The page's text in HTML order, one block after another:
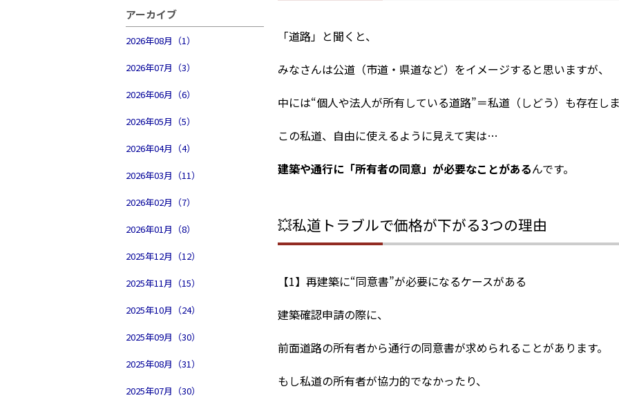
アーカイブ
2026年08月（1）
2026年07月（3）
2026年06月（6）
2026年05月（5）
2026年04月（4）
2026年03月（11）
2026年02月（7）
2026年01月（8）
2025年12月（12）
2025年11月（15）
2025年10月（24）
2025年09月（30）
2025年08月（31）
2025年07月（30）
「道路」と聞くと、
みなさんは公道（市道・県道など）をイメージすると思いますが、
中には“個人や法人が所有している道路”＝私道（しどう）も存在し
この私道、自由に使えるように見えて実は…
建築や通行に「所有者の同意」が必要なことがあるんです。
💥私道トラブルで価格が下がる3つの理由
【1】再建築に“同意書”が必要になるケースがある
建築確認申請の際に、
前面道路の所有者から通行の同意書が求められることがあります。
もし私道の所有者が協力的でなかったり、